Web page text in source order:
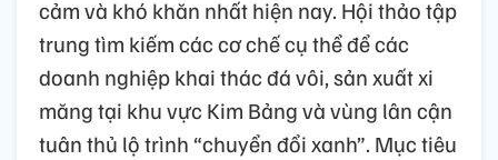
cảm và khó khăn nhất hiện nay. Hội thảo tập
trung tìm kiếm các cơ chế cụ thể để các
doanh nghiệp khai thác đá vôi, sản xuất xi
măng tại khu vực Kim Bảng và vùng lân cận
tuân thủ lộ trình “chuyển đổi xanh”. Mục tiêu